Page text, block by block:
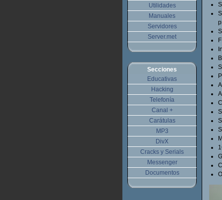
Utilidades
Manuales
Servidores
Server.met
Secciones
Educativas
Hacking
Telefonía
Canal +
Carátulas
MP3
DivX
Cracks y Serials
Messenger
Documentos